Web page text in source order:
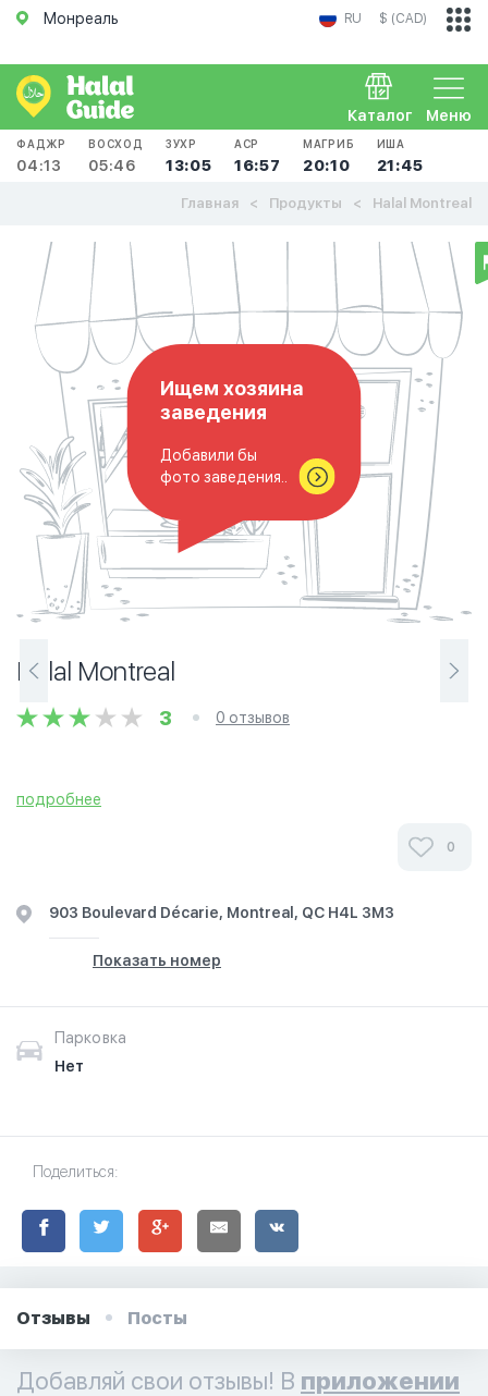
Монреаль RU $ (CAD)
Меню
Каталог
ФАДЖР
04:13
ВОСХОД
05:46
ЗУХР
13:05
АСР
16:57
МАГРИБ
20:10
ИША
21:45
Главная Продукты Halal Montreal
Ищем хозяина
заведения
Добавили бы
фото заведения..
Halal Montreal
3 0 отзывов
подробнее
0
903 Boulevard Décarie, Montreal, QC H4L 3M3
Показать номер
Парковка
Нет
Поделиться:
Отзывы Посты
Добавляй свои отзывы! В приложении